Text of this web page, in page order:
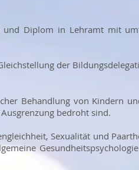
Diplom in Lehramt mit
der
Behandlung von Kindern
bedroht sind.
Sexualität und